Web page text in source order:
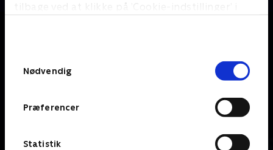
tilbage ved at klikke på ’Cookie-indstillinger’ i
Nødvendig
Præferencer
Statistik